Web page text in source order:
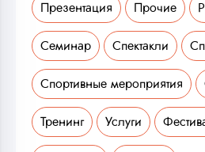
Презентация Прочие
Семинар Спектакли
Спортивные мероприятия
Тренинг Услуги